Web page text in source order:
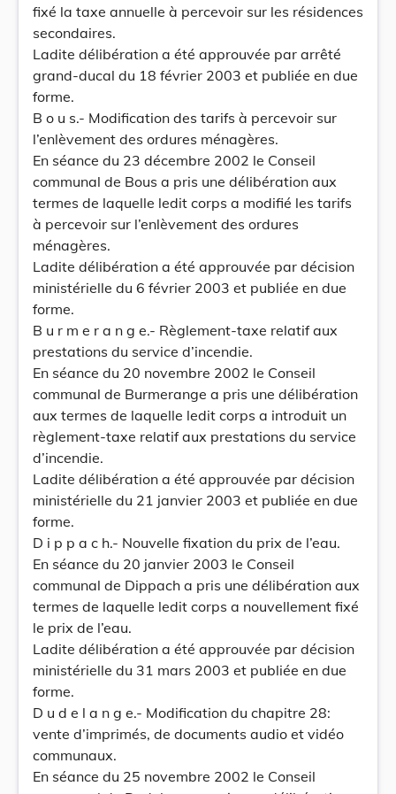
fixé la taxe annuelle à percevoir sur les résidences
secondaires.
Ladite délibération a été approuvée par arrêté
grand-ducal du 18 février 2003 et publiée en due
forme.
B o u s.- Modification des tarifs à percevoir sur
l’enlèvement des ordures ménagères.
En séance du 23 décembre 2002 le Conseil
communal de Bous a pris une délibération aux
termes de laquelle ledit corps a modifié les tarifs
à percevoir sur l’enlèvement des ordures
ménagères.
Ladite délibération a été approuvée par décision
ministérielle du 6 février 2003 et publiée en due
forme.
B u r m e r a n g e.- Règlement-taxe relatif aux
prestations du service d’incendie.
En séance du 20 novembre 2002 le Conseil
communal de Burmerange a pris une délibération
aux termes de laquelle ledit corps a introduit un
règlement-taxe relatif aux prestations du service
d’incendie.
Ladite délibération a été approuvée par décision
ministérielle du 21 janvier 2003 et publiée en due
forme.
D i p p a c h.- Nouvelle fixation du prix de l’eau.
En séance du 20 janvier 2003 le Conseil
communal de Dippach a pris une délibération aux
termes de laquelle ledit corps a nouvellement fixé
le prix de l’eau.
Ladite délibération a été approuvée par décision
ministérielle du 31 mars 2003 et publiée en due
forme.
D u d e l a n g e.- Modification du chapitre 28:
vente d’imprimés, de documents audio et vidéo
communaux.
En séance du 25 novembre 2002 le Conseil